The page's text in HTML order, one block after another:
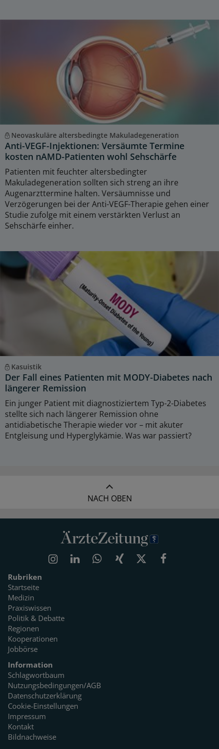
Neovaskuläre altersbedingte Makuladegeneration
Anti-VEGF-Injektionen: Versäumte Termine
kosten nAMD-Patienten wohl Sehschärfe
Patienten mit feuchter altersbedingter
Makuladegeneration sollten sich streng an ihre
Augenarzttermine halten. Versäumnisse und
Verzögerungen bei der Anti-VEGF-Therapie gehen einer
Studie zufolge mit einem verstärkten Verlust an
Sehschärfe einher.
Kasuistik
Der Fall eines Patienten mit MODY-Diabetes nach
längerer Remission
Ein junger Patient mit diagnostiziertem Typ-2-Diabetes
stellte sich nach längerer Remission ohne
antidiabetische Therapie wieder vor – mit akuter
Entgleisung und Hyperglykämie. Was war passiert?
NACH OBEN
Rubriken
Startseite
Medizin
Praxiswissen
Politik & Debatte
Regionen
Kooperationen
Jobbörse
Information
Schlagwortbaum
Nutzungsbedingungen/AGB
Datenschutzerklärung
Cookie-Einstellungen
Impressum
Kontakt
Bildnachweise